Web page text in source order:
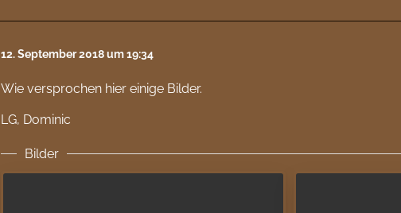
12. September 2018 um 19:34
Wie versprochen hier einige Bilder.
LG, Dominic
Bilder